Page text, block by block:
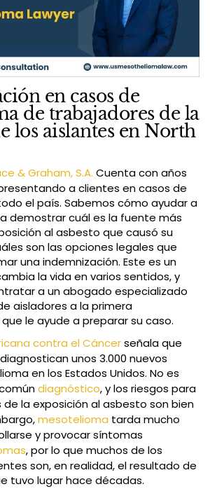
en casos de
de trabajadores de la
los aislantes en North
& Graham, S.A. Cuenta con años
a clientes en casos de
el país. Sabemos cómo ayudar a
demostrar cuál es la fuente más
al asbesto que causó su
son las opciones legales que
una indemnización. Este es un
la vida en varios sentidos, y
a un abogado especializado
aisladores a la primera
le ayude a preparar su caso.
contra el Cáncerseñala que
unos 3.000 nuevos
en los Estados Unidos. No es
diagnóstico, y los riesgos para
de la exposición al asbesto son bien
mesotelioma tarda mucho
y provocar síntomas
, por lo que muchos de los
son, en realidad, el resultado de
tuvo lugar hace décadas.